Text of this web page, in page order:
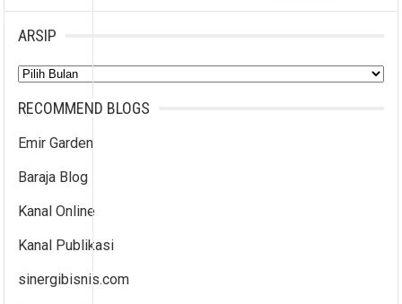
ARSIP
Arsip
RECOMMEND BLOGS
Emir Garden
Baraja Blog
Kanal Online
Kanal Publikasi
sinergibisnis.com